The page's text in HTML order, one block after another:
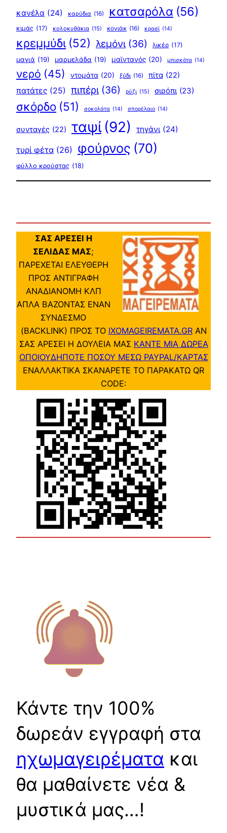
κανέλα (24) καρύδια (16) κατσαρόλα (56)
κιμάς (17) κολοκυθάκια (15) κονιάκ (16) κρασί (14)
κρεμμύδι (52) λεμόνι (36) λικέρ (17)
μαγιά (19) μαρμελάδα (19) μαϊντανός (20) μπισκότα (14)
νερό (45) ντομάτα (20) ξύδι (16) πίτα (22)
πατάτες (25) πιπέρι (36) ρύζι (15) σιρόπι (23)
σκόρδο (51) σοκολάτα (14) σπορέλαιο (14)
συνταγές (22) ταψί (92) τηγάνι (24)
τυρί φέτα (26) φούρνος (70)
φύλλο κρούστας (18)
ΣΑΣ ΑΡΕΣΕΙ Η
ΣΕΛΙΔΑΣ ΜΑΣ;
ΠΑΡΕΧΕΤΑΙ ΕΛΕΥΘΕΡΗ
ΠΡΟΣ ΑΝΤΙΓΡΑΦΗ
ΑΝΑΔΙΑΝΟΜΗ ΚΛΠ
ΑΠΛΑ ΒΑΖΟΝΤΑΣ ΕΝΑΝ
ΣΥΝΔΕΣΜΟ
(BACKLINK) ΠΡΟΣ ΤΟ IXOMAGEIREMATA.GRΑΝ
ΣΑΣ ΑΡΕΣΕΙ Η ΔΟΥΛΕΙΑ ΜΑΣ ΚΑΝΤΕ ΜΙΑ ΔΩΡΕΑ
ΟΠΟΙΟΥΔΗΠΟΤΕ ΠΟΣΟΥ ΜΕΣΩ PAYPAL/ΚΑΡΤΑΣ
ΕΝΑΛΛΑΚΤΙΚΑ ΣΚΑΝΑΡΕΤΕ ΤΟ ΠΑΡΑΚΑΤΩ QR
CODE:
Κάντε την 100%
δωρεάν εγγραφή στα
ηχωμαγειρέματα και
θα μαθαίνετε νέα &
μυστικά μας…!